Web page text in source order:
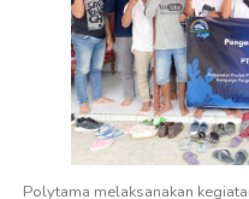
Polytama melaksanakan